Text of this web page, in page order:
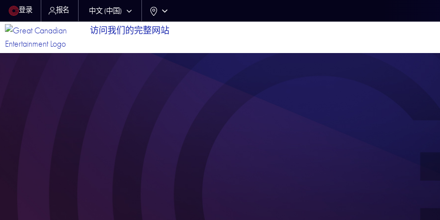
登录 报名 中文 (中国)
Français
访问我们的完整网站